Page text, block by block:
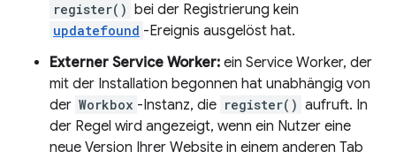
register() bei der Registrierung kein
updatefound -Ereignis ausgelöst hat.
Externer Service Worker: ein Service Worker, der
mit der Installation begonnen hat unabhängig von
der Workbox -Instanz, die register() aufruft. In
der Regel wird angezeigt, wenn ein Nutzer eine
neue Version Ihrer Website in einem anderen Tab